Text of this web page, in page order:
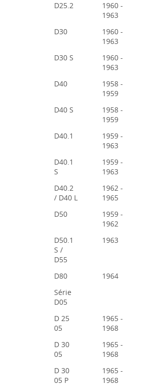
D25.2
1960 -
1963
D30
1960 -
1963
D30 S
1960 -
1963
D40
1958 -
1959
D40 S
1958 -
1959
D40.1
1959 -
1963
D40.1
S
1959 -
1963
D40.2
/ D40 L
1962 -
1965
D50
1959 -
1962
D50.1
S /
D55
1963
D80 1964
Série
D05
D 25
05
1965 -
1968
D 30
05
1965 -
1968
D 30
05 P
1965 -
1968